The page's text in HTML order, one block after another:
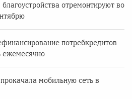
отремонтируют во
потребкредитов
ежемесячно
мобильную сеть в